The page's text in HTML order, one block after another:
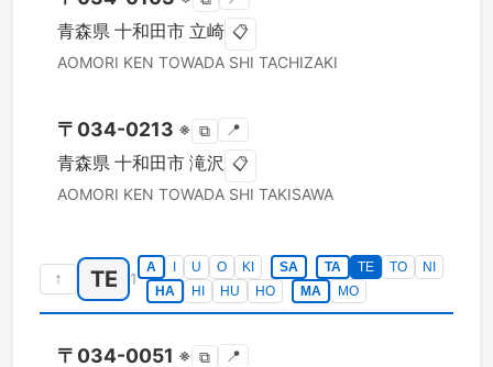
青森県 十和田市 立崎 📋
AOMORI KEN TOWADA SHI TACHIZAKI
〒 034-0213 ※ ⧉ 📍
青森県 十和田市 滝沢 📋
AOMORI KEN TOWADA SHI TAKISAWA
↑ TE 1
A U O KI SA TA TE TO
NI
HA
HI HU HO MA MO
〒 034-0051 ※ ⧉ 📍